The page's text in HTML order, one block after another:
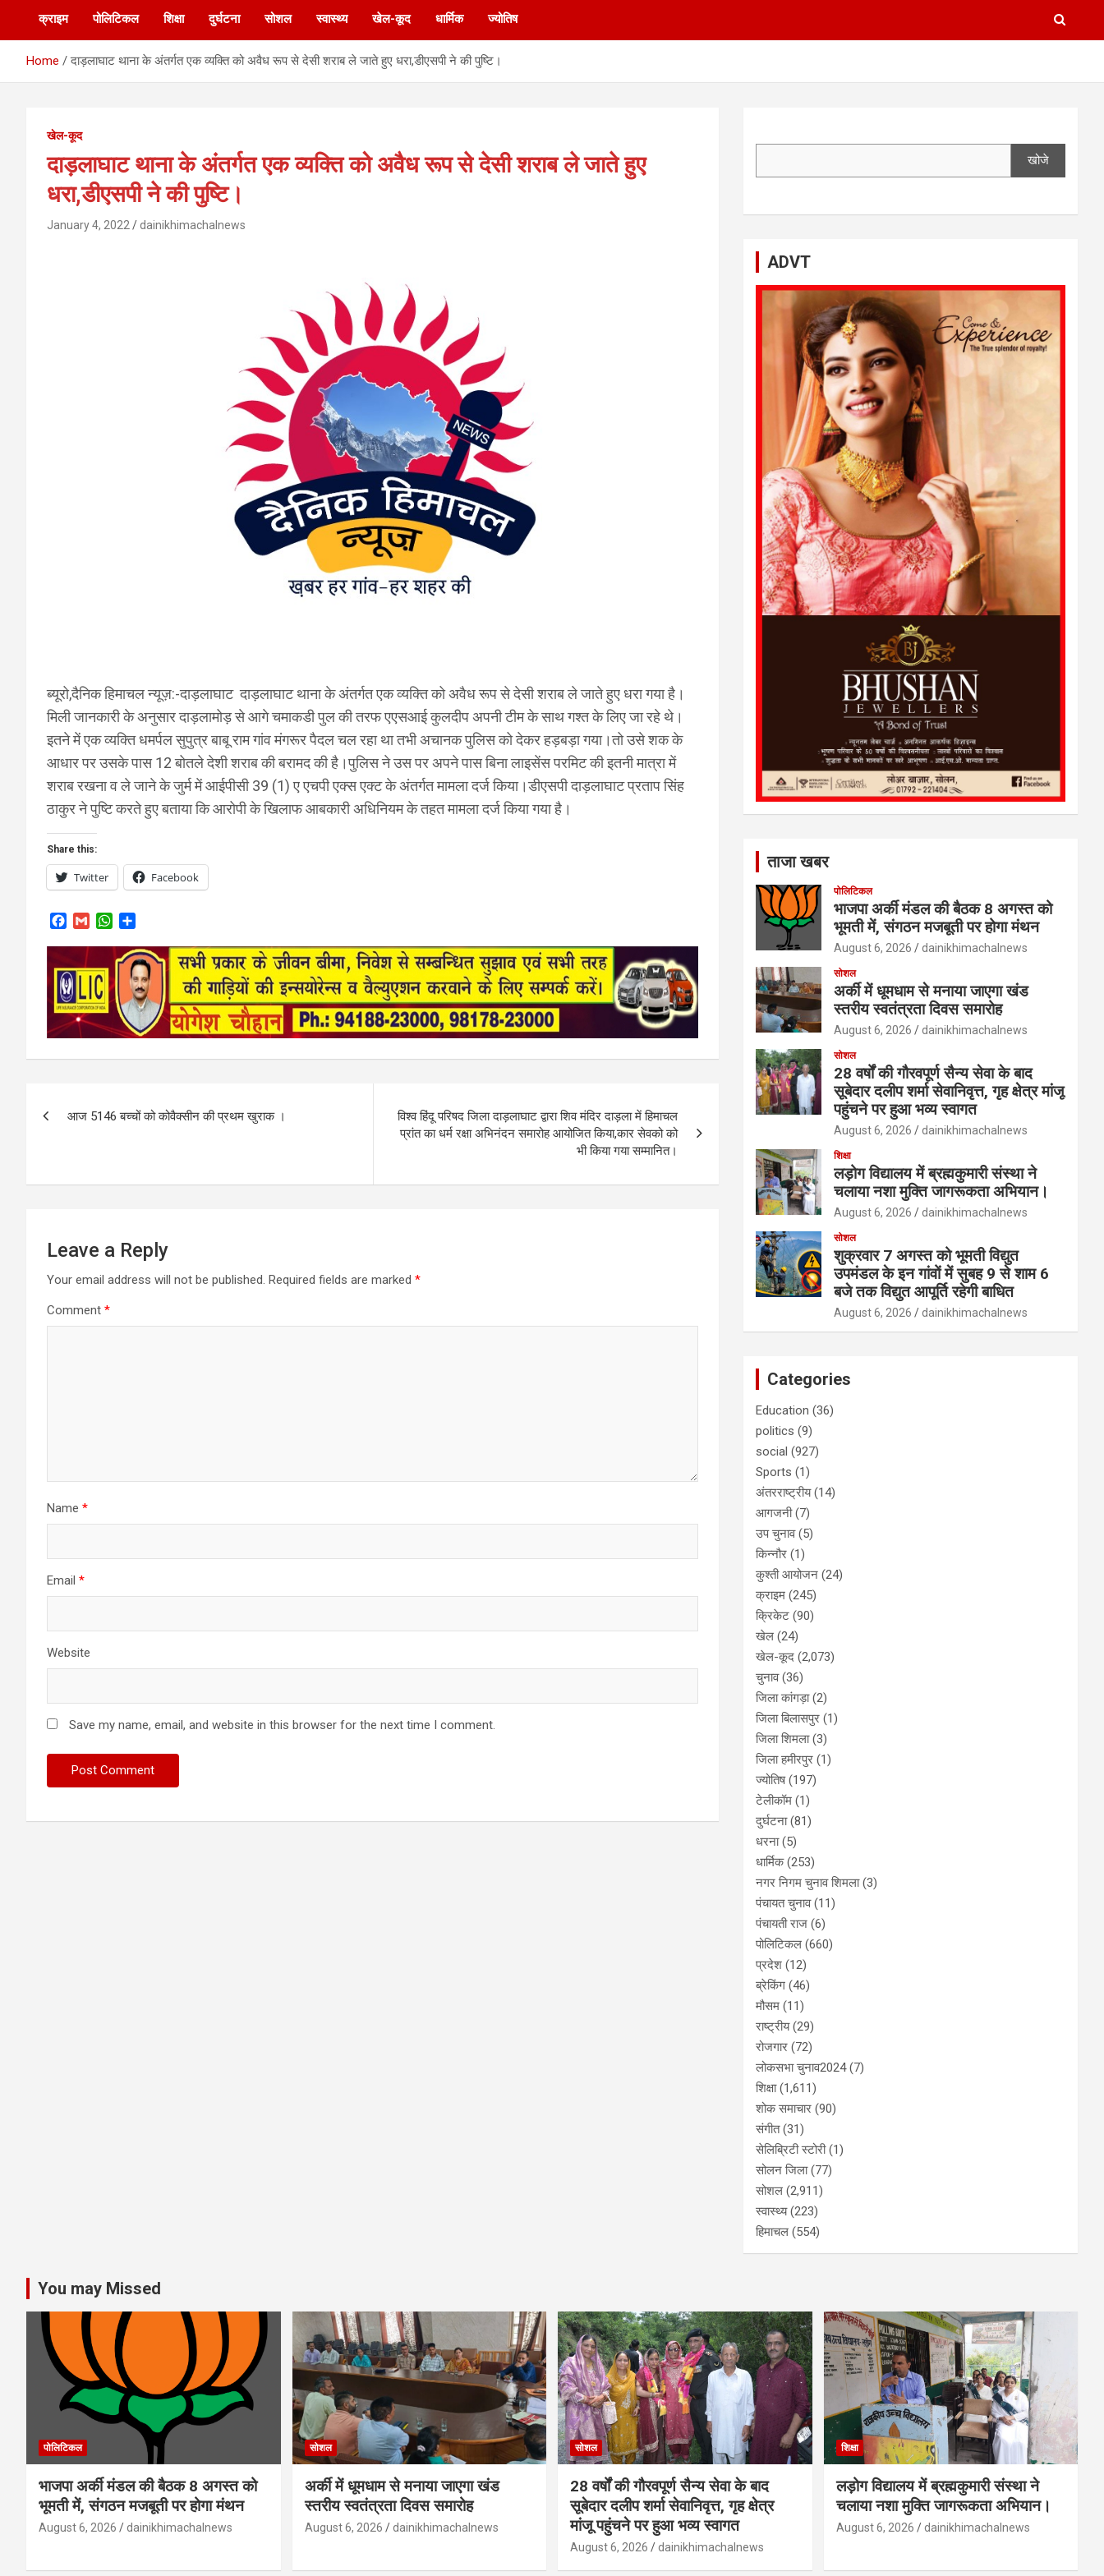
क्राइम पोलिटिकल शिक्षा दुर्घटना सोशल स्वास्थ्य खेल-कूद धार्मिक ज्योतिष
Home दाड़लाघाट थाना के अंतर्गत एक व्यक्ति को अवैध रूप से देसी शराब ले जाते हुए धरा,डीएसपी ने की पुष्टि।
खेल-कूद
दाड़लाघाट थाना के अंतर्गत एक व्यक्ति को अवैध रूप से देसी शराब ले जाते हुए
धरा,डीएसपी ने की पुष्टि।
January 4, 2022 dainikhimachalnews
ब्यूरो,दैनिक हिमाचल न्यूज़:-दाड़लाघाट दाड़लाघाट थाना के अंतर्गत एक व्यक्ति को अवैध रूप से देसी शराब ले जाते हुए धरा गया है।
मिली जानकारी के अनुसार दाड़लामोड़ से आगे चमाकडी पुल की तरफ एएसआई कुलदीप अपनी टीम के साथ गश्त के लिए जा रहे थे।
इतने में एक व्यक्ति धमर्पल सुपुत्र बाबू राम गांव मंगरूर पैदल चल रहा था तभी अचानक पुलिस को देकर हड़बड़ा गया।तो उसे शक के
आधार पर उसके पास 12 बोतले देशी शराब की बरामद की है।पुलिस ने उस पर अपने पास बिना लाइसेंस परमिट की इतनी मात्रा में
शराब रखना व ले जाने के जुर्म में आईपीसी 39 (1) ए एचपी एक्स एक्ट के अंतर्गत मामला दर्ज किया।डीएसपी दाड़लाघाट प्रताप सिंह
ठाकुर ने पुष्टि करते हुए बताया कि आरोपी के खिलाफ आबकारी अधिनियम के तहत मामला दर्ज किया गया है।
Share this:
Twitter Facebook
e
b
o
o
k
i
W
s
A
p
p
a
r
e
आज 5146 बच्चों को कोवैक्सीन की प्रथम खुराक ।
विश्व हिंदू परिषद जिला दाड़लाघाट द्वारा शिव मंदिर दाड़ला में हिमाचल
प्रांत का धर्म रक्षा अभिनंदन समारोह आयोजित किया,कार सेवको को
भी किया गया सम्मानित।
Leave a Reply
Your email address will not be published. Required fields are marked *
Comment *
Name *
Email *
Website
Save my name, email, and website in this browser for the next time I comment.
खोजे
ADVT
ताजा खबर
पोलिटिकल
भाजपा अर्की मंडल की बैठक 8 अगस्त को
भूमती में, संगठन मजबूती पर होगा मंथन
August 6, 2026 dainikhimachalnews
सोशल
अर्की में धूमधाम से मनाया जाएगा खंड
स्तरीय स्वतंत्रता दिवस समारोह
August 6, 2026 dainikhimachalnews
सोशल
28 वर्षों की गौरवपूर्ण सैन्य सेवा के बाद
सूबेदार दलीप शर्मा सेवानिवृत्त, गृह क्षेत्र मांजू
पहुंचने पर हुआ भव्य स्वागत
August 6, 2026 dainikhimachalnews
शिक्षा
लड़ोग विद्यालय में ब्रह्मकुमारी संस्था ने
चलाया नशा मुक्ति जागरूकता अभियान।
August 6, 2026 dainikhimachalnews
सोशल
शुक्रवार 7 अगस्त को भूमती विद्युत
उपमंडल के इन गांवों में सुबह 9 से शाम 6
बजे तक विद्युत आपूर्ति रहेगी बाधित
August 6, 2026 dainikhimachalnews
Categories
Education (36)
politics (9)
social (927)
Sports (1)
अंतरराष्ट्रीय(14)
आगजनी(7)
उप चुनाव(5)
किन्नौर (1)
कुश्ती आयोजन (24)
क्राइम (245)
क्रिकेट (90)
खेल (24)
खेल-कूद (2,073)
चुनाव(36)
जिला कांगड़ा(2)
जिला बिलासपुर (1)
जिला शिमला(3)
जिला हमीरपुर (1)
ज्योतिष(197)
टेलीकॉम (1)
दुर्घटना(81)
धरना(5)
धार्मिक(253)
नगर निगम चुनाव शिमला(3)
पंचायत चुनाव(11)
पंचायती राज (6)
पोलिटिकल (660)
प्रदेश (12)
ब्रेकिंग (46)
मौसम (11)
राष्ट्रीय(29)
रोजगार (72)
लोकसभा चुनाव2024(7)
शिक्षा(1,611)
शोक समाचार (90)
संगीत(31)
सेलिब्रिटी स्टोरी(1)
सोलन जिला(77)
सोशल (2,911)
स्वास्थ्य(223)
हिमाचल (554)
You may Missed
पोलिटिकल
भाजपा अर्की मंडल की बैठक 8 अगस्त को
भूमती में, संगठन मजबूती पर होगा मंथन
August 6, 2026 dainikhimachalnews
सोशल
अर्की में धूमधाम से मनाया जाएगा खंड
स्तरीय स्वतंत्रता दिवस समारोह
August 6, 2026 dainikhimachalnews
सोशल
28 वर्षों की गौरवपूर्ण सैन्य सेवा के बाद
सूबेदार दलीप शर्मा सेवानिवृत्त, गृह क्षेत्र
मांजू पहुंचने पर हुआ भव्य स्वागत
August 6, 2026 dainikhimachalnews
शिक्षा
लड़ोग विद्यालय में ब्रह्मकुमारी संस्था ने
चलाया नशा मुक्ति जागरूकता अभियान।
August 6, 2026 dainikhimachalnews